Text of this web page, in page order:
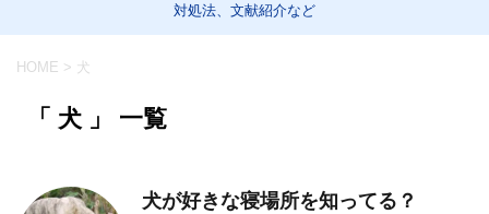
対処法、文献紹介など
HOME > 犬
「 犬 」 一覧
犬が好きな寝場所を知ってる？